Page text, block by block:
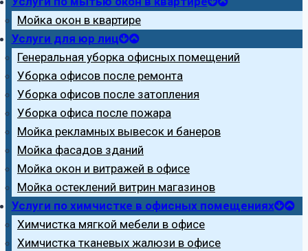
Мойка окон в квартире
Услуги для юр лиц
Генеральная уборка офисных помещений
Уборка офисов после ремонта
Уборка офисов после затопления
Уборка офиса после пожара
Мойка рекламных вывесок и банеров
Мойка фасадов зданий
Мойка окон и витражей в офисе
Мойка остеклений витрин магазинов
Услуги по химчистке в офисных помещениях
Химчистка мягкой мебели в офисе
Химчистка тканевых жалюзи в офисе